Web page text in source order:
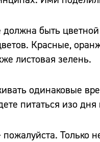
быть
Красные,
листовая зелень.
одинаковые
питаться изо
пожалуйста. Только